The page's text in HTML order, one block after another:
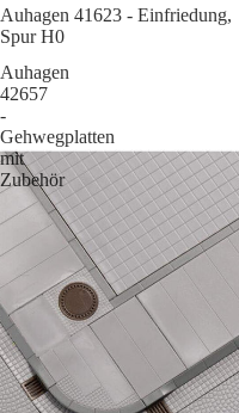
Auhagen 41623 - Einfriedung,
Spur H0
Auhagen
42657
-
Gehwegplatten
mit
Zubehör